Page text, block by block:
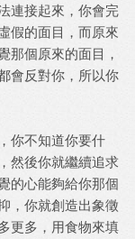
連接起來，你會完
假的面目，而原來
那個原來的面目，
會反對你，所以你
不知道你要什
然後你就繼續追求
的心能夠給你那個
，你就創造出象徵
更多，用食物來填